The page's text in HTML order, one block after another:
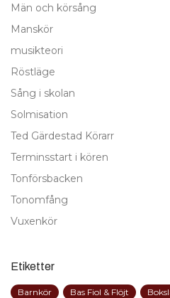
Män och körsång
Manskör
musikteori
Röstläge
Sång i skolan
Solmisation
Ted Gärdestad Körarr
Terminsstart i kören
Tonförsbacken
Tonomfång
Vuxenkör
Etiketter
Barnkör Bas Fiol & Flöjt